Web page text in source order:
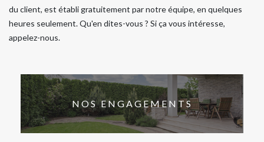
du client, est établi gratuitement par notre équipe, en quelques
heures seulement. Qu'en dites-vous ? Si ça vous intéresse,
appelez-nous.
NOS ENGAGEMENTS